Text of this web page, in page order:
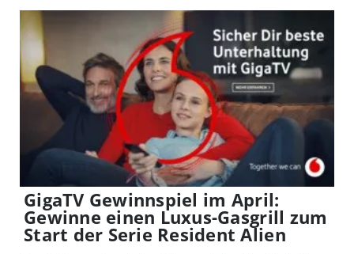
GigaTV Gewinnspiel im April:
Gewinne einen Luxus-Gasgrill zum
Start der Serie Resident Alien